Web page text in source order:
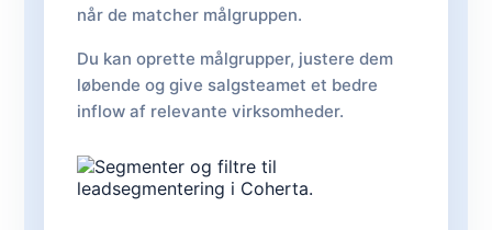
når de matcher målgruppen.
Du kan oprette målgrupper, justere dem
løbende og give salgsteamet et bedre
inflow af relevante virksomheder.